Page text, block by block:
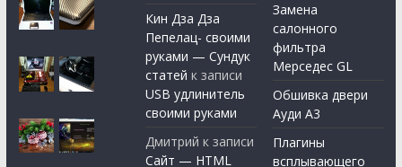
Кин Дза Дза
Пепелац- своими
руками — Сундук
статей к записи
USB удлинитель
своими руками
Дмитрий к записи
Сайт — HTML
Замена
салонного
фильтра
Мерседес GL
Обшивка двери
Ауди А3
Плагины
всплывающего